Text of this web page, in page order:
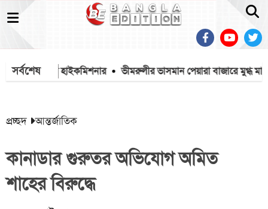
সর্বশেষ
ভারতীয় হাইকমিশনার ভীমরুলীর ভাসমান পেয়ারা বাজারে মুগ্ধ মার্কিন
প্রচ্ছদ আন্তর্জাতিক
কানাডার গুরুতর অভিযোগ অমিত
শাহের বিরুদ্ধে